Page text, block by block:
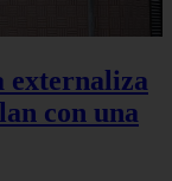
externaliza
con una